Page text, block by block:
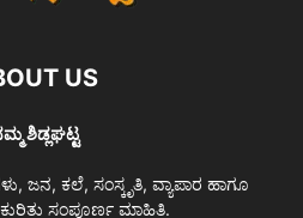
US
ಶಿಡ್ಲಘಟ್ಟ
ಜನ, ಕಲೆ, ಸಂಸ್ಕೃತಿ, ವ್ಯಾಪಾರ ಹಾಗೂ
ಸಂಪೂರ್ಣ ಮಾಹಿತಿ.